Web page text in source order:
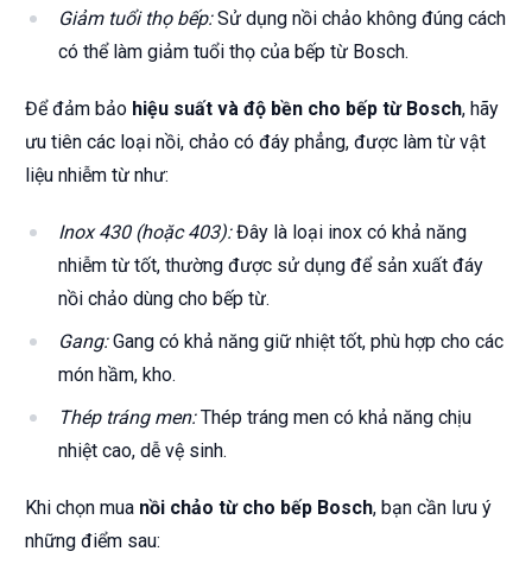
Giảm tuổi thọ bếp:Sử dụng nồi chảo không đúng cách
có thể làm giảm tuổi thọ của bếp từ Bosch.
Để đảm bảo hiệu suất và độ bền cho bếp từ Bosch, hãy
ưu tiên các loại nồi, chảo có đáy phẳng, được làm từ vật
liệu nhiễm từ như:
Inox 430 (hoặc 403):Đây là loại inox có khả năng
nhiễm từ tốt, thường được sử dụng để sản xuất đáy
nồi chảo dùng cho bếp từ.
Gang:Gang có khả năng giữ nhiệt tốt, phù hợp cho các
món hầm, kho.
Thép tráng men:Thép tráng men có khả năng chịu
nhiệt cao, dễ vệ sinh.
Khi chọn mua nồi chảo từ cho bếp Bosch, bạn cần lưu ý
những điểm sau: